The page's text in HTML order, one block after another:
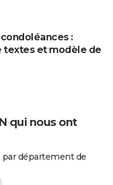
:
textes et modèle de
qui nous ont
par département de